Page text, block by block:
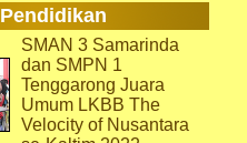
Pendidikan
SMAN 3 Samarinda
dan SMPN 1
Tenggarong Juara
Umum LKBB The
Velocity of Nusantara